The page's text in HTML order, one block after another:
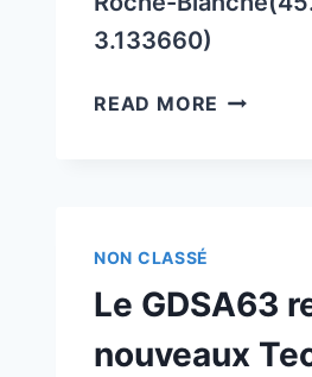
3.133660)
READ MORE
20
2026
NON CLASSÉ
Le GDSA63
nouveaux